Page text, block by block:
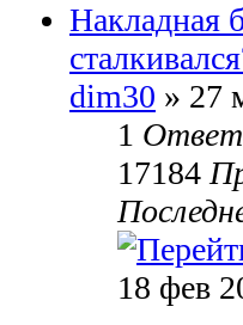
Накладная
dim30 » 27
1
17184
18 фев